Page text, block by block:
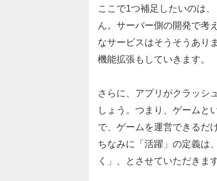
ここで1つ補足したいのは
ん。サーバー側の開発で考
なサービスはそうそうあり
機能拡張もしていきます。
さらに、アプリがクラッシ
しょう。つまり、ゲームと
で、ゲームを運営できるだ
ちなみに「活躍」の定義は
く」、とさせていただきます